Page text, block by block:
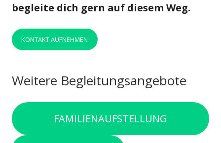
begleite dich gern auf diesem Weg.
KONTAKT AUFNEHMEN
Weitere Begleitungsangebote
FAMILIENAUFSTELLUNG